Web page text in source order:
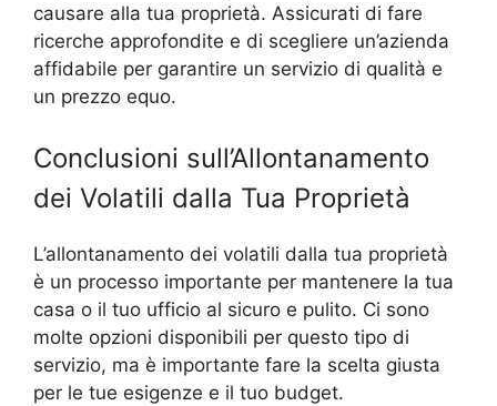
causare alla tua proprietà. Assicurati di fare
ricerche approfondite e di scegliere un’azienda
affidabile per garantire un servizio di qualità e
un prezzo equo.
Conclusioni sull’Allontanamento
dei Volatili dalla Tua Proprietà
L’allontanamento dei volatili dalla tua proprietà
è un processo importante per mantenere la tua
casa o il tuo ufficio al sicuro e pulito. Ci sono
molte opzioni disponibili per questo tipo di
servizio, ma è importante fare la scelta giusta
per le tue esigenze e il tuo budget.